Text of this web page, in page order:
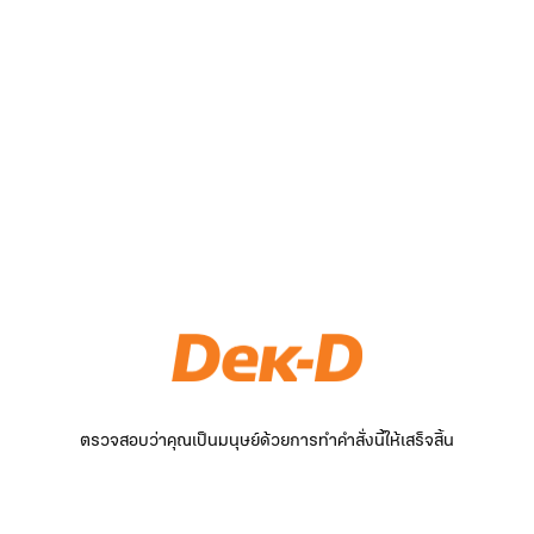
ตรวจสอบว่าคุณเป็นมนุษย์ด้วยการทำคำสั่งนี้ให้เสร็จสิ้น